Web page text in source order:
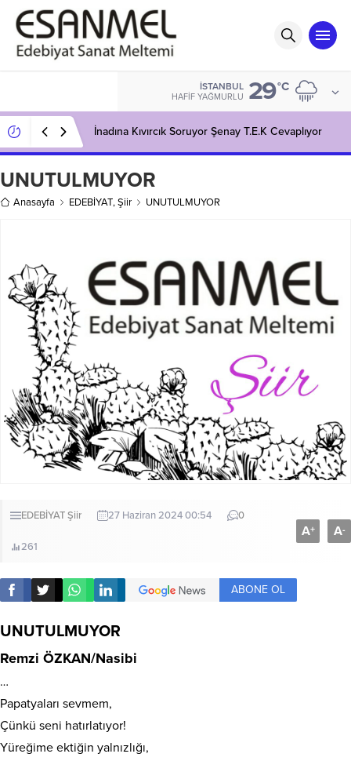
İSTANBUL
HAFIF YAĞMURLU 29°C
İnadına Kıvırcık Soruyor Şenay T.E.K Cevaplıyor
UNUTULMUYOR
Anasayfa EDEBİYAT,Şiir UNUTULMUYOR
EDEBİYATŞiir 27 Haziran 2024 00:54 0
261
A+ A-
ABONE OL
UNUTULMUYOR
Remzi ÖZKAN/Nasibi
…
Papatyaları sevmem,
Çünkü seni hatırlatıyor!
Yüreğime ektiğin yalnızlığı,